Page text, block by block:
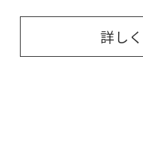
詳し